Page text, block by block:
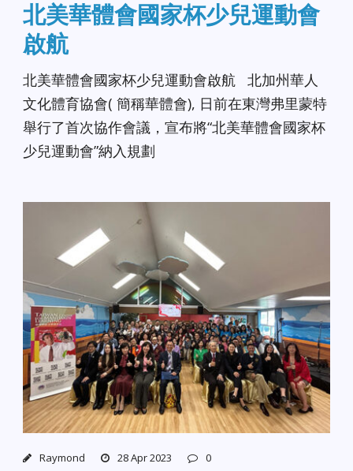
北美華體會國家杯少兒運動會
啟航
北美華體會國家杯少兒運動會啟航 北加州華人
文化體育協會( 簡稱華體會), 日前在東灣弗里蒙特
舉行了首次協作會議，宣布將“北美華體會國家杯
少兒運動會”納入規劃
Raymond 28 Apr 2023 0